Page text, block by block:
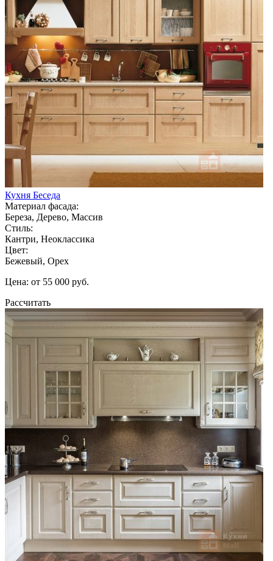
Кухня Беседа
Материал фасада:
Береза, Дерево, Массив
Стиль:
Кантри, Неоклассика
Цвет:
Бежевый, Орех
Цена: от 55 000 руб.
Рассчитать